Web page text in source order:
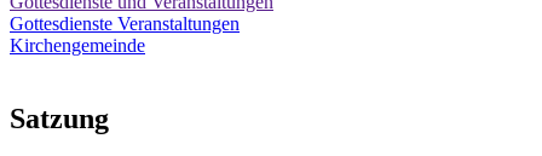
Gottesdienste Veranstaltungen
Kirchengemeinde
Satzung